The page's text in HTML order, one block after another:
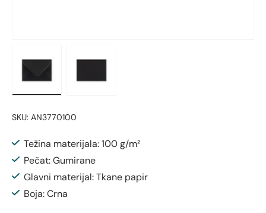
SKU: AN3770100
Težina materijala: 100 g/m²
Pečat: Gumirane
Glavni materijal: Tkane papir
Boja: Crna